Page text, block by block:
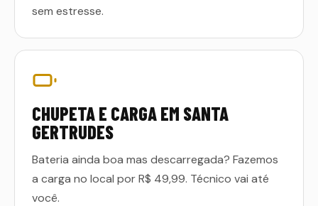
sem estresse.
CHUPETA E CARGA EM SANTA
GERTRUDES
Bateria ainda boa mas descarregada? Fazemos
a carga no local por R$ 49,99. Técnico vai até
você.